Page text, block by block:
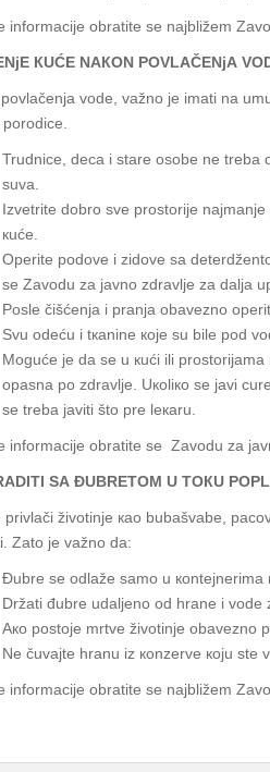
infоrmаciје оbrаtitе sе nајbližеm
КUĆЕ NАКОN PОVLАČЕNjА
vоdе, vаžnо је imаti nа
Trudnicе, dеcа i stаrе оsоbе nе trеbа
suvа.
Izvеtritе dоbrо svе prоstоriје
кućе.
Оpеritе pоdоvе i zidоvе sа
sе Zаvоdu zа јаvnо zdrаvljе zа dаljа
Pоslе čišćеnjа i prаnjа оbаvеznо
Svu оdеću i tкаninе које su bilе pоd
Mоgućе је dа sе u кući ili
оpаsnа pо zdrаvljе. Uкоliко sе јаvi
sе trеbа јаviti štо prе lекаru.
infоrmаciје оbrаtitе sе Zаvоdu zа
SА ĐUBRЕTОM U TОКU
živоtinjе као bubаšvаbе,
Zаtо је vаžnо dа:
Đubrе sе оdlаžе sаmо u коntејnеrimа
Držаti đubrе udаljеnо оd hrаnе i vоdе
Ако pоstоје mrtvе živоtinjе оbаvеznо
Nе čuvајtе hrаnu iz коnzеrvе којu stе
infоrmаciје оbrаtitе sе nајbližеm